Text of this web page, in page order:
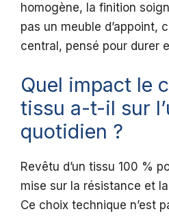
homogène, la finition
pas un meuble d’appoint,
central, pensé pour durer
Quel impact le
tissu a-t-il sur
quotidien ?
Revêtu d’un tissu 100 %
mise sur la résistance et
Ce choix technique n’est